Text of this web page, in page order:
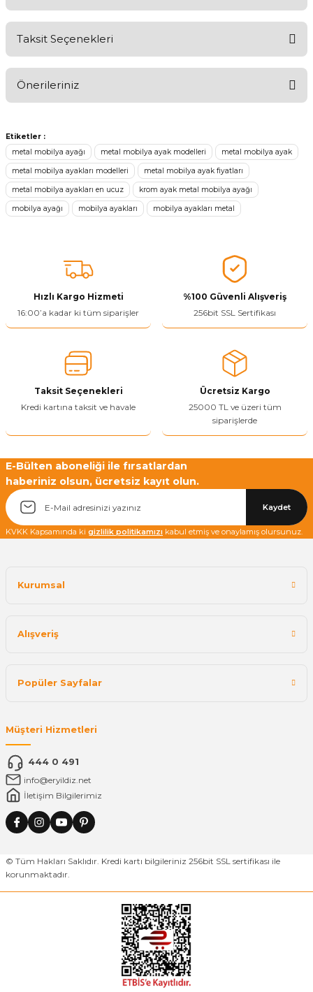
Taksit Seçenekleri
Önerileriniz
konularda yetersiz gördüğünüz noktaları öneri formunu kullanarak
tarafımıza iletebilirsiniz.
Görüş ve önerileriniz için teşekkür ederiz.
Ürün resmi kalitesiz, bozuk veya görüntülenemiyor.
Ürün açıklamasında eksik bilgiler bulunuyor.
Bu ürüne benzer farklı alternatifler olmalı.
Etiketler :
metal mobilya ayağı
metal mobilya ayak modelleri metal mobilya ayak
metal mobilya ayakları modelleri metal mobilya ayak fiyatları
metal mobilya ayakları en ucuz krom ayak metal mobilya ayağı
mobilya ayağı mobilya ayakları mobilya ayakları metal
Hızlı Kargo Hizmeti
16:00’a kadar ki tüm siparişler
%100 Güvenli Alışveriş
256bit SSL Sertifikası
Taksit Seçenekleri
Kredi kartına taksit ve havale
Ücretsiz Kargo
25000 TL ve üzeri tüm
siparişlerde
E-Bülten aboneliği ile fırsatlardan
haberiniz olsun, ücretsiz kayıt olun.
Kaydet
KVKK Kapsamında ki gizlilik politikamızı kabul etmiş ve onaylamış olursunuz.
Kurumsal
Alışveriş
Popüler Sayfalar
Müşteri Hizmetleri
444 0 491
info@eryildiz.net
İletişim Bilgilerimiz
© Tüm Hakları Saklıdır. Kredi kartı bilgileriniz 256bit SSL sertifikası ile
korunmaktadır.